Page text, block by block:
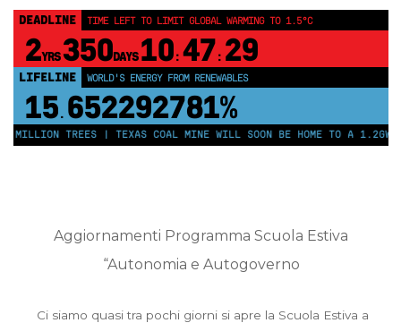
DEADLINE TIME LEFT TO LIMIT GLOBAL WARMING TO 1.5°C
2YRS 350DAYS 10: 47 : 28
LIFELINE WORLD'S ENERGY FROM RENEWABLES
15. 652292786%
MILLION TREES | TEXAS COAL MINE WILL SOON BE HOME TO A 1.2GW
Aggiornamenti Programma Scuola Estiva
“Autonomia e Autogoverno
Ci siamo quasi tra pochi giorni si apre la Scuola Estiva a